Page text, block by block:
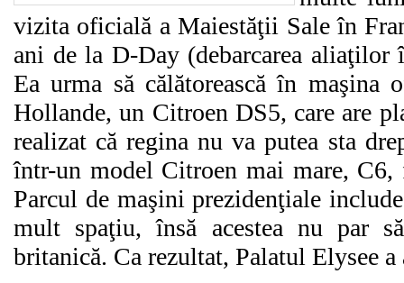
vizita oficială a Maiestăţii Sale în
ani de la D-Day (debarcarea
Ea urma să călătorească în maşina
Hollande, un Citroen DS5, care are
realizat că regina nu va putea sta
într-un model Citroen mai mare, C6,
Parcul de maşini prezidenţiale
mult spaţiu, însă acestea nu par
britanică. Ca rezultat, Palatul Elysee